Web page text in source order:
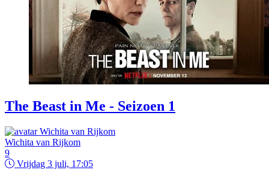
The Beast in Me - Seizoen 1
Wichita van Rijkom
9
Vrijdag 3 juli, 17:05